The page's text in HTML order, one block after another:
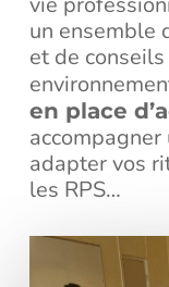
un ensemble
et de
en place
adapter vos
les RPS…